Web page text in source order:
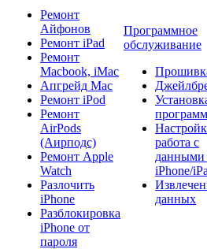
Ремонт
Айфонов
Ремонт iPad
Ремонт
Macbook, iMac
Апгрейд Mac
Ремонт iPod
Ремонт
AirPods
(Аирподс)
Ремонт Apple
Watch
Разлочить
iPhone
Разблокировка
iPhone от
пароля
Программное
обслуживание
работа с
данными
iPhone/
данных